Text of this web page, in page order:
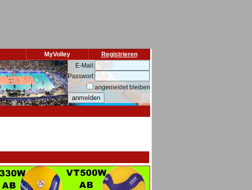
Registrieren
MyVolley
E-Mail:
Passwort:
angemeldet bleiben